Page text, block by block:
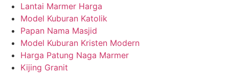
Lantai Marmer Harga
Model Kuburan Katolik
Papan Nama Masjid
Model Kuburan Kristen Modern
Harga Patung Naga Marmer
Kijing Granit